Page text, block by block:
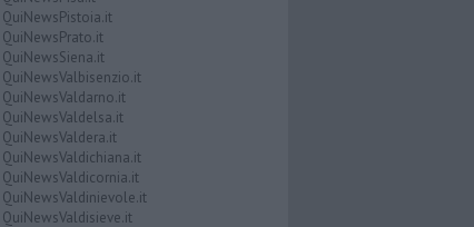
QuiNewsPistoia.it
QuiNewsPrato.it
QuiNewsSiena.it
QuiNewsValbisenzio.it
QuiNewsValdarno.it
QuiNewsValdelsa.it
QuiNewsValdera.it
QuiNewsValdichiana.it
QuiNewsValdicornia.it
QuiNewsValdinievole.it
QuiNewsValdisieve.it